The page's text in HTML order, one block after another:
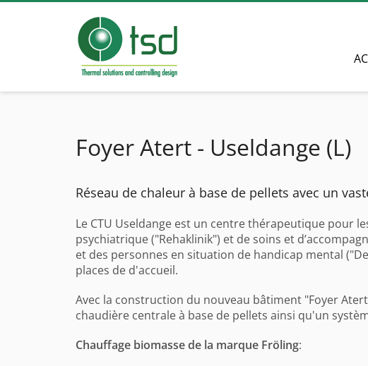
Foyer Atert - Useldange (L)
Réseau de chaleur à base de pellets avec un
Le CTU Useldange est un centre thérapeutique pour
psychiatrique ("Rehaklinik") et de soins et
et des personnes en situation de handicap mental
places de d'accueil.
Avec la construction du nouveau bâtiment "Foyer
chaudière centrale à base de pellets ainsi qu'un
Chauffage biomasse de la marque Fröling: